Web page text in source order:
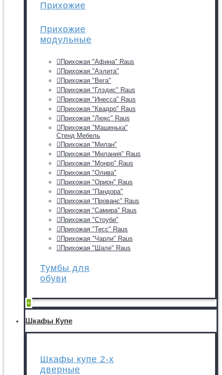
Прихожие
Прихожие
модульные
Прихожая "Афина" Raus
Прихожая "Аэлита"
Прихожая "Вега"
Прихожая "Глэдис" Raus
Прихожая "Инесса" Raus
Прихожая "Квадро" Raus
Прихожая "Люкс" Raus
Прихожая "Машенька"
Стенд Мебель
Прихожая "Милан"
Прихожая "Милания" Raus
Прихожая "Монро" Raus
Прихожая "Олива"
Прихожая "Орион" Raus
Прихожая "Пандора"
Прихожая "Прованс" Raus
Прихожая "Самира" Raus
Прихожая "Стоуби"
Прихожая "Тесс" Raus
Прихожая "Чарли" Raus
Прихожая "Шале" Raus
Тумбы для
обуви
+
Шкафы Купе
Шкафы купе 2-х
дверные